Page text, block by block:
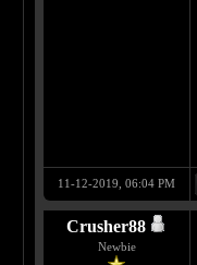
11-12-2019, 06:04 PM
Crusher88
Newbie